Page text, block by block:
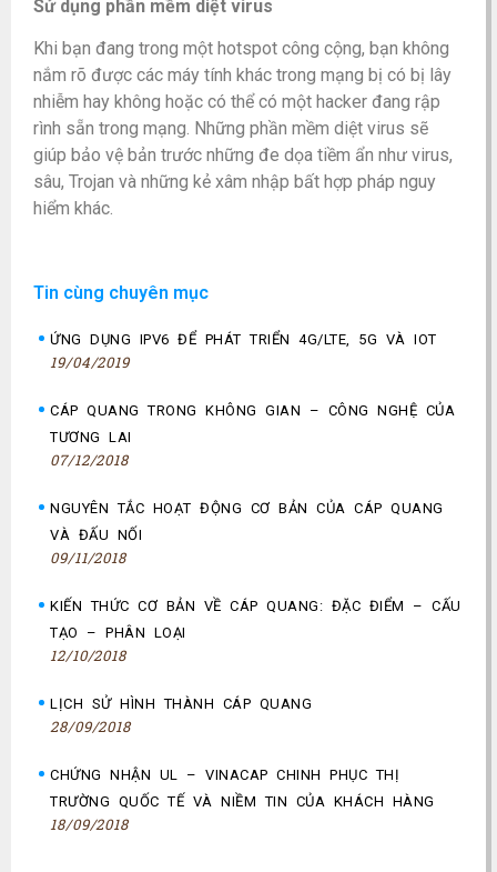
Sử dụng phần mềm diệt virus
Khi bạn đang trong một hotspot công cộng, bạn không
nắm rõ được các máy tính khác trong mạng bị có bị lây
nhiễm hay không hoặc có thể có một hacker đang rập
rình sẵn trong mạng. Những phần mềm diệt virus sẽ
giúp bảo vệ bản trước những đe dọa tiềm ẩn như virus,
sâu, Trojan và những kẻ xâm nhập bất hợp pháp nguy
hiểm khác.
Tin cùng chuyên mục
ỨNG DỤNG IPV6 ĐỂ PHÁT TRIỂN 4G/LTE, 5G VÀ IOT
19/04/2019
CÁP QUANG TRONG KHÔNG GIAN – CÔNG NGHỆ CỦA
TƯƠNG LAI
07/12/2018
NGUYÊN TẮC HOẠT ĐỘNG CƠ BẢN CỦA CÁP QUANG
VÀ ĐẤU NỐI
09/11/2018
KIẾN THỨC CƠ BẢN VỀ CÁP QUANG: ĐẶC ĐIỂM – CẤU
TẠO – PHÂN LOẠI
12/10/2018
LỊCH SỬ HÌNH THÀNH CÁP QUANG
28/09/2018
CHỨNG NHẬN UL – VINACAP CHINH PHỤC THỊ
TRƯỜNG QUỐC TẾ VÀ NIỀM TIN CỦA KHÁCH HÀNG
18/09/2018